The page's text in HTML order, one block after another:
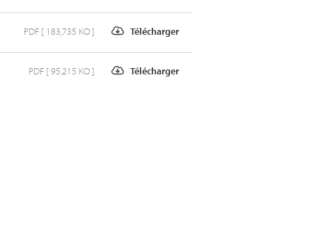
Télécharger
PDF [ 183,735 KO ]
Télécharger
PDF [ 95,215 KO ]